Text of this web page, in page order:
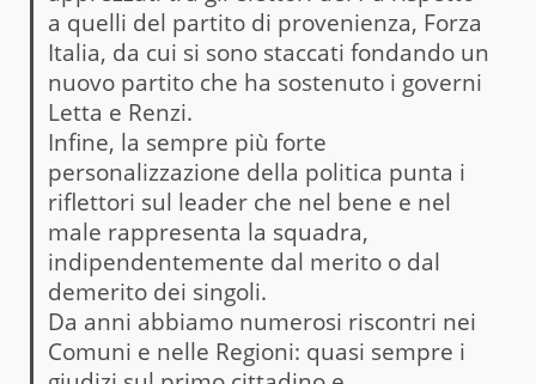
a quelli del partito di provenienza, Forza
Italia, da cui si sono staccati fondando un
nuovo partito che ha sostenuto i governi
Letta e Renzi.
Infine, la sempre più forte
personalizzazione della politica punta i
riflettori sul leader che nel bene e nel
male rappresenta la squadra,
indipendentemente dal merito o dal
demerito dei singoli.
Da anni abbiamo numerosi riscontri nei
Comuni e nelle Regioni: quasi sempre i